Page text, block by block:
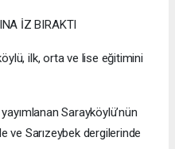
İZ BIRAKTI
ilk, orta ve lise eğitimini
Sarayköylü’nün
ve Sarızeybek dergilerinde